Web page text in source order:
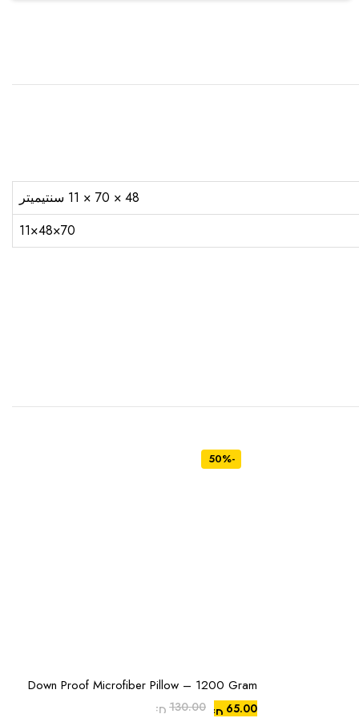
48 × 70 × 11 سنتيميتر
70×48×11
-50%
Down Proof Microfiber Pillow – 1200 Gram
AED 130.00AED65.00